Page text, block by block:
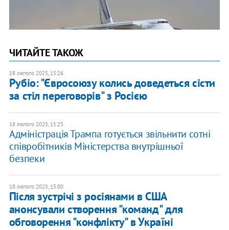
ЧИТАЙТЕ ТАКОЖ
18 лютого 2025, 15:26
Рубіо: "Євросоюзу колись доведеться сісти
за стіл переговорів" з Росією
18 лютого 2025, 15:25
​Адміністрація Трампа готується звільнити сотні
співробітників Міністерства внутрішньої
безпеки
18 лютого 2025, 15:00
Після зустрічі з росіянами в США
анонсували створення "команд" для
обговорення "конфлікту" в Україні